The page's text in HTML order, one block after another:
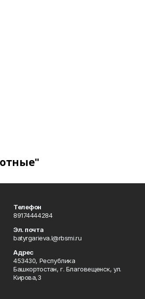
Телефон
89174444284
Эл. почта
batyrgarieva.l@rbsmi.ru
Адрес
453430, Республика
Башкортостан, г. Благовещенск, ул.
Кирова,3